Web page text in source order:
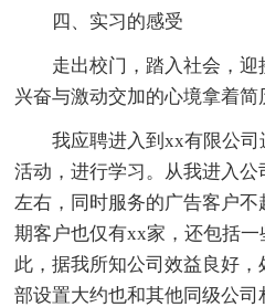
四、实习的感受
走出校门，踏入社会，
兴奋与激动交加的心境拿着简
我应聘进入到xx有限公
活动，进行学习。从我进入
左右，同时服务的广告客户
期客户也仅有xx家，还包括
此，据我所知公司效益良好
部设置大约也和其他同级公